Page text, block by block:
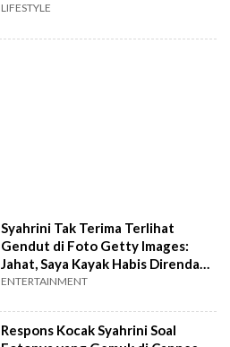
LIFESTYLE
Syahrini Tak Terima Terlihat
Gendut di Foto Getty Images:
Jahat, Saya Kayak Habis Direndam
Minyak
ENTERTAINMENT
Respons Kocak Syahrini Soal